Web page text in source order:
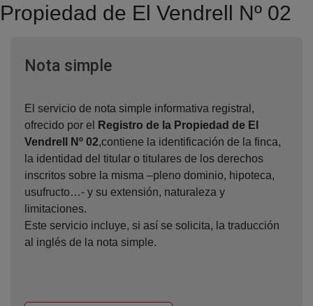
Propiedad de El Vendrell Nº 02
Nota simpleVentana nueva
El servicio de nota simple informativa registral,
ofrecido por el
Registro de la Propiedad de El
Vendrell Nº 02,contiene la identificación de la finca,
la identidad del titular o titulares de los derechos
inscritos sobre la misma –pleno dominio, hipoteca,
usufructo…- y su extensión, naturaleza y
limitaciones.
Este servicio incluye, si así se solicita, la traducción
al inglés de la nota simple.